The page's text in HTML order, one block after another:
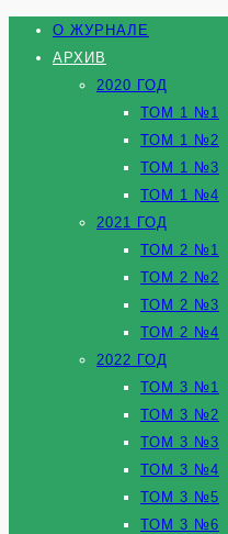
О ЖУРНАЛЕ
АРХИВ
2020 ГОД
ТОМ 1 №1
ТОМ 1 №2
ТОМ 1 №3
ТОМ 1 №4
2021 ГОД
ТОМ 2 №1
ТОМ 2 №2
ТОМ 2 №3
ТОМ 2 №4
2022 ГОД
ТОМ 3 №1
ТОМ 3 №2
ТОМ 3 №3
ТОМ 3 №4
ТОМ 3 №5
ТОМ 3 №6